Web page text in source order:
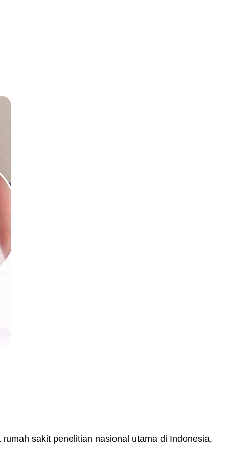
Fibrilasi PFA + 3D
sakit penelitian nasional utama di Indonesia,